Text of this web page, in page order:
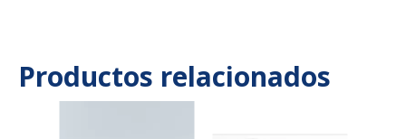
Productos relacionados